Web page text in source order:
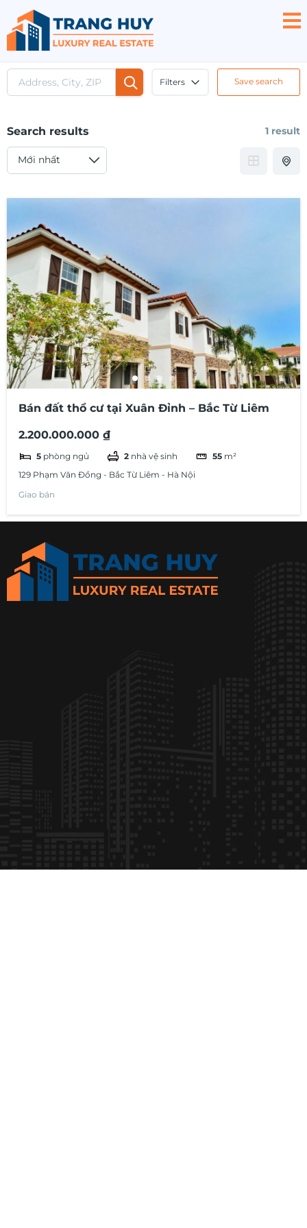
Filters Save search
Search results 1 result
Bán đất thổ cư tại Xuân Đỉnh – Bắc Từ Liêm
2.200.000.000 ₫
5 phòng ngủ 2 nhà vệ sinh 55 m²
129 Phạm Văn Đồng - Bắc Từ Liêm - Hà Nội
Giao bán